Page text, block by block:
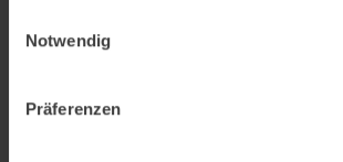
Notwendig
Präferenzen
Saugroboter zu cruisen
Im Internet gibt es viele lustige
Saugrobotern durch die Bude